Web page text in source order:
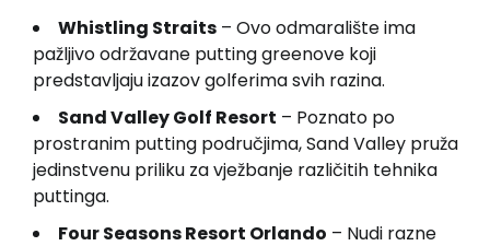
Whistling Straits – Ovo odmaralište ima
pažljivo održavane putting greenove koji
predstavljaju izazov golferima svih razina.
Sand Valley Golf Resort – Poznato po
prostranim putting područjima, Sand Valley pruža
jedinstvenu priliku za vježbanje različitih tehnika
puttinga.
Four Seasons Resort Orlando – Nudi razne